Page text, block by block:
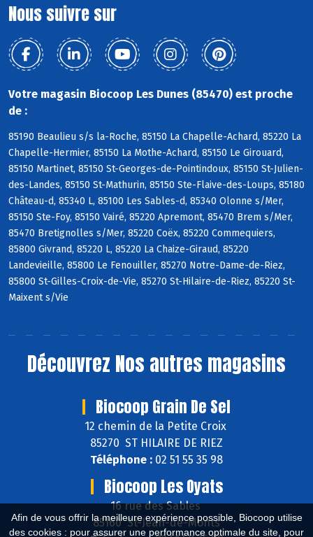
Afin de vous offrir la meilleure expérience possible, Biocoop utilise
des cookies : pour assurer une performance optimale du site, pour
Nous suivre sur
Votre magasin Biocoop Les Dunes (85470) est proche
de :
85190 Beaulieu s/s la-Roche, 85150 La Chapelle-Achard, 85220 La
Chapelle-Hermier, 85150 La Mothe-Achard, 85150 Le Girouard,
85150 Martinet, 85150 St-Georges-de-Pointindoux, 85150 St-Julien-
des-Landes, 85150 St-Mathurin, 85150 Ste-Flaive-des-Loups, 85180
Château-d, 85340 L, 85100 Les Sables-d, 85340 Olonne s/Mer,
85150 Ste-Foy, 85150 Vairé, 85220 Apremont, 85470 Brem s/Mer,
85470 Bretignolles s/Mer, 85220 Coëx, 85220 Commequiers,
85800 Givrand, 85220 L, 85220 La Chaize-Giraud, 85220
Landevieille, 85800 Le Fenouiller, 85270 Notre-Dame-de-Riez,
85800 St-Gilles-Croix-de-Vie, 85270 St-Hilaire-de-Riez, 85220 St-
Maixent s/Vie
Découvrez Nos autres magasins
Biocoop Grain De Sel
12 chemin de la Petite Croix
85270 ST HILAIRE DE RIEZ
Téléphone : 02 51 55 35 98
Biocoop Les Oyats
16 rue des Sables
85160 St-Jean-de-Monts